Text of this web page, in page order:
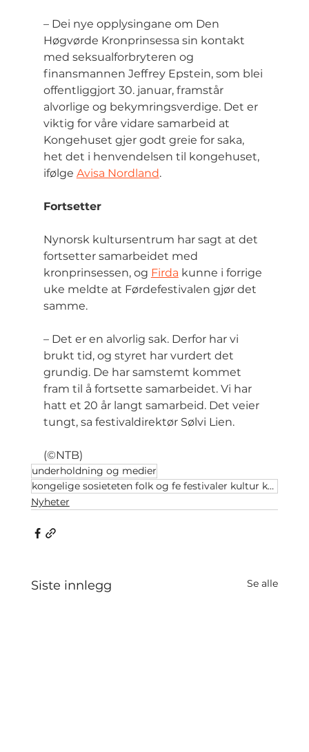
– Dei nye opplysingane om Den
Høgvørde Kronprinsessa sin kontakt
med seksualforbryteren og
finansmannen Jeffrey Epstein, som blei
offentliggjort 30. januar, framstår
alvorlige og bekymringsverdige. Det er
viktig for våre vidare samarbeid at
Kongehuset gjer godt greie for saka,
het det i henvendelsen til kongehuset,
ifølge Avisa Nordland.
Fortsetter
Nynorsk kultursentrum har sagt at det
fortsetter samarbeidet med
kronprinsessen, og Firda kunne i forrige
uke meldte at Førdefestivalen gjør det
samme.
– Det er en alvorlig sak. Derfor har vi
brukt tid, og styret har vurdert det
grundig. De har samstemt kommet
fram til å fortsette samarbeidet. Vi har
hatt et 20 år langt samarbeid. Det veier
tungt, sa festivaldirektør Sølvi Lien.
(©NTB)
underholdning og medier
kongelige sosieteten folk og fe festivaler kultur kultur
Nyheter
Siste innlegg Se alle